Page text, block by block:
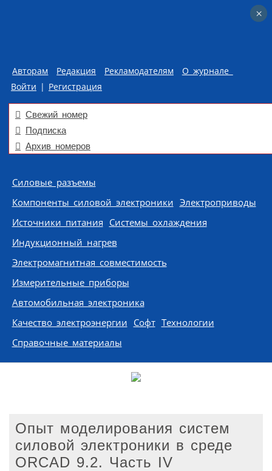
Авторам Редакция Рекламодателям
О журнале
Войти | Регистрация
Свежий номер
Подписка
Архив номеров
Skip to content
Силовые разъемы
Компоненты силовой электроники Электроприводы
Источники питания Системы охлаждения
Индукционный нагрев
Электромагнитная совместимость
Измерительные приборы
Автомобильная электроника
Качество электроэнергии Софт Технологии
Справочные материалы
Опыт моделирования систем
силовой электроники в среде
ORCAD 9.2. Часть IV
×
×